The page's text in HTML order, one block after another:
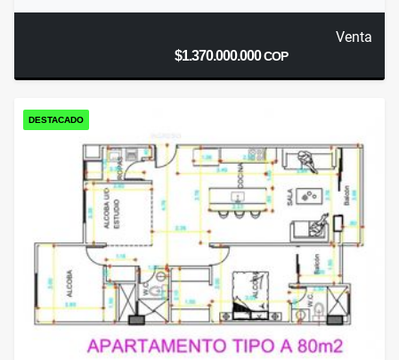
Venta
$1.370.000.000COP
DESTACADO